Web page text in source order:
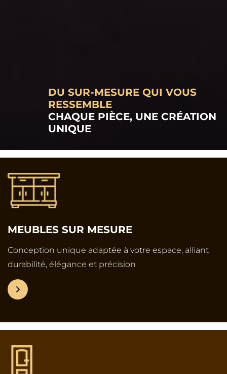
DU SUR-MESURE QUI VOUS
RESSEMBLE
CHAQUE PIÈCE, UNE CRÉATION
UNIQUE
MEUBLES SUR MESURE
Conception unique adaptée à votre espace, alliant
durabilité, élégance et précision